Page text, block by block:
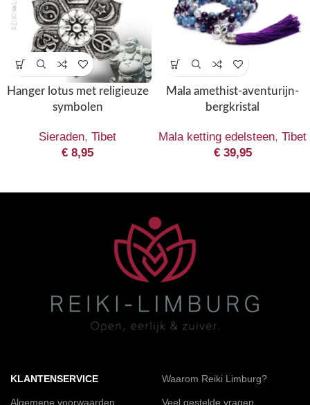
Hanger lotus met religieuze
symbolen
Sieraden, Tibet
€ 8,95
Mala amethist-aventurijn-
bergkristal
Mala ketting edelsteen, Tibet
€39,95
KLANTENSERVICE
Algemene voorwaarden
Waarom Reiki Limburg?
Veel gestelde vragen